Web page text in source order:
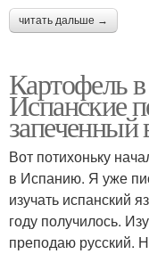
читать дальше →
Картофель
Испанские
запеченный
Вот потихоньку
в Испанию. Я уже
изучать испанский
году получилось.
преподаю русский.